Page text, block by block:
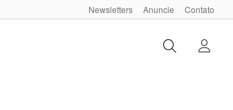
Newsletters Anuncie Contato